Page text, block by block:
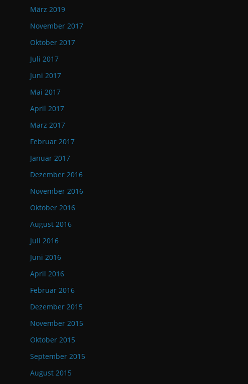
März 2019
November 2017
Oktober 2017
Juli 2017
Juni 2017
Mai 2017
April 2017
März 2017
Februar 2017
Januar 2017
Dezember 2016
November 2016
Oktober 2016
August 2016
Juli 2016
Juni 2016
April 2016
Februar 2016
Dezember 2015
November 2015
Oktober 2015
September 2015
August 2015